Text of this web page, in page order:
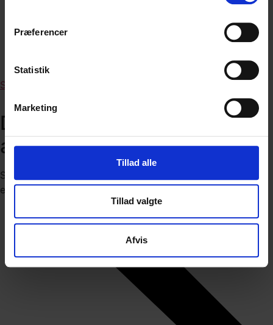
Præferencer
Statistik
Marketing
Tillad alle
Tillad valgte
Afvis
Se mere
Dobbelt væsentligheds-
analyse
Skal vi hjælpe dig med at foretage en DMA-analyse som
en del af din samlede rapportering?